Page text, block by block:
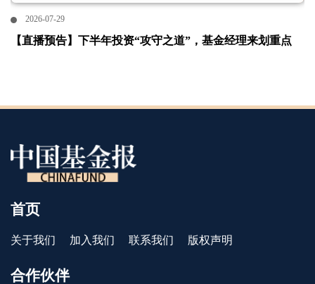
2026-07-29
【直播预告】下半年投资“攻守之道”，基金经理来划重点
首页
关于我们 加入我们 联系我们 版权声明
合作伙伴